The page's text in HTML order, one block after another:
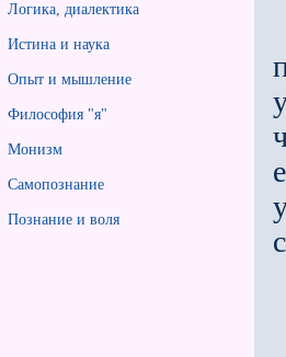
Логика, диалектика
Истина и наука
Опыт и мышление
Философия "я"
Монизм
Самопознание
Познание и воля